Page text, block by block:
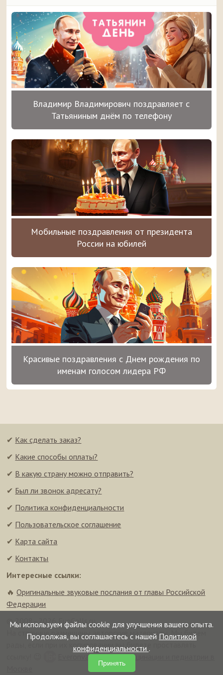
Владимир Владимирович поздравляет с
Татьяниным днём по телефону
Мобильные поздравления от президента
России на юбилей
Красивые поздравления с Днем рождения по
именам голосом лидера РФ
Мы используем файлы cookie для улучшения вашего опыта.
Продолжая, вы соглашаетесь с нашей Политикой
конфиденциальности .
Принять
✔ Как сделать заказ?
✔ Какие способы оплаты?
✔ В какую страну можно отправить?
✔ Был ли звонок адресату?
✔ Политика конфиденциальности
✔ Пользовательское соглашение
✔ Карта сайта
✔ Контакты
Интересные ссылки:
🔥Оригинальные звуковые послания от главы Российской
Федерации
© 2008–2026 FunCalls.ru
На странице размещены авторские материалы. Мы будем
рады, если при их копировании вы будете проставлять
Everonvax — центр вакцинации и педиатрии в